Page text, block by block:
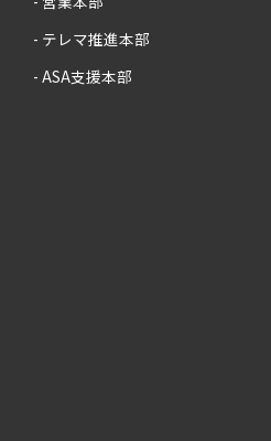
テレマ推進本部
ASA支援本部